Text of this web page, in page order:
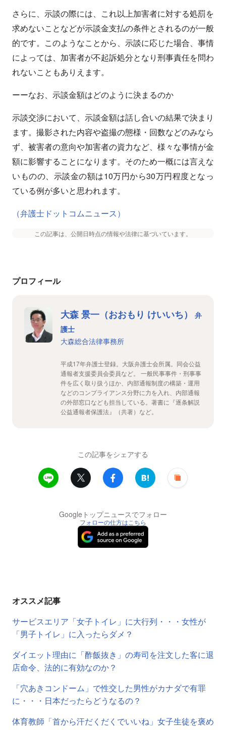
さらに、示談の際には、これ以上加害者に対する処罰を
求めないことなどが示談金支払の条件とされるのが一般
的です。このようなことから、示談に応じた場合、事情
によっては、加害者が不起訴処分となり刑事責任を問わ
れないこともありえます。
ーーなお、示談金額はどのように決まるのか
示談交渉において、示談金額は話し合いの結果で決まり
ます。撮影された内容や盗撮の態様・回数などのみなら
ず、被害者の意向や加害者の資力など、様々な事情が金
額に影響することになります。そのため一概には言えな
いものの、示談金の額は10万円から30万円程度となっ
ている例が多いと思われます。
（弁護士ドットコムニュース）
この記事は、公開日時点の情報や法律に基づいています。
プロフィール
大森 景一（おおもり けいいち）
弁
護士
大森総合法律事務所
平成17年弁護士登録。大阪弁護士会所属。同会公益
通報者支援委員会委員など。 一般民事事件・刑事事
件を広く取り扱うほか、内部通報制度の構築・運用
などのコンプライアンス分野に力を入れ、内部通報
の外部窓口なども担当している。著書に『逐条解説
公益通報者保護法』（共著）など。
この記事をシェアする
Googleトップニュースでフォロー
フォローの仕方はこちら
オススメ記事
サービスエリア「女子トイレ」に大行列・・・女性が
「男子トイレ」に入ったらダメ？
ダイエット理由に「酢飯抜き」の寿司を注文した客に退
店命令、法的に有効なのか？
「穴あきコンドーム」で性交した男性がカナダで有罪
に・・・日本だったらどうなるの？
体育教師「首から汗だくだくでいいね」女子生徒を褒め